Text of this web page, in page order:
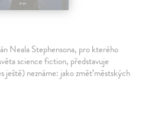
Neala Stephensona, pro kterého
science fiction, představuje
ještě) neznáme: jako změť městských